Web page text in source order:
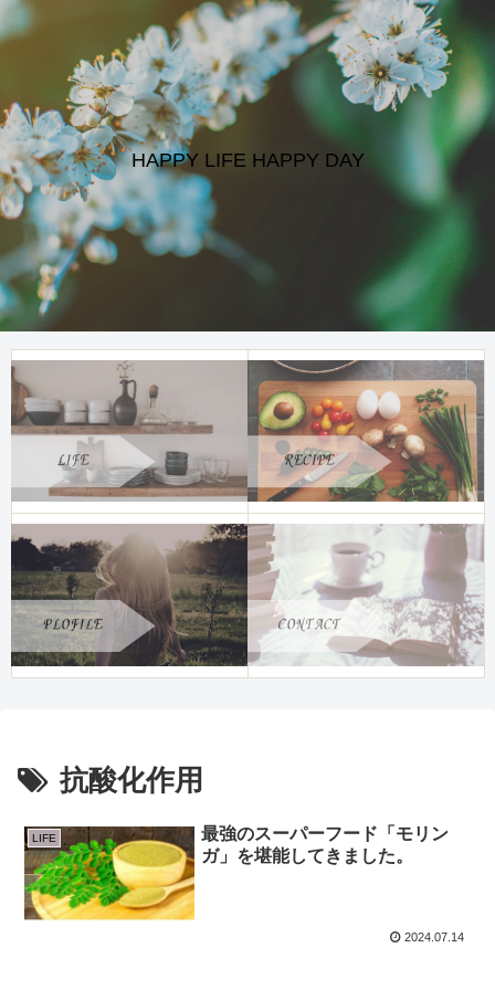
HAPPY LIFE HAPPY DAY
抗酸化作用
LIFE
最強のスーパーフード「モリン
ガ」を堪能してきました。
2024.07.14